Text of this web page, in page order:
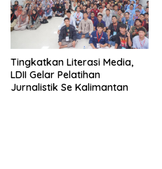
Tingkatkan Literasi Media,
LDII Gelar Pelatihan
Jurnalistik Se Kalimantan